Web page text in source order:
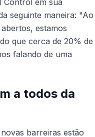
em sua
seguinte maneira: "Ao
estamos
que cerca de 20% de
falando de uma
a todos da
barreiras estão